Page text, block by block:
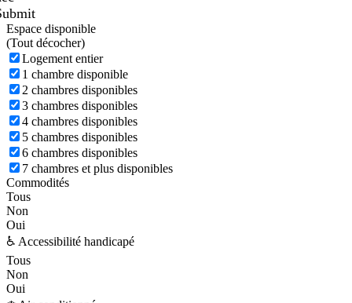
Espace disponible
(Tout décocher)
Logement entier
1 chambre disponible
2 chambres disponibles
3 chambres disponibles
4 chambres disponibles
5 chambres disponibles
6 chambres disponibles
7 chambres et plus disponibles
Commodités
Tous
Non
Oui
♿ Accessibilité handicapé
Tous
Non
Oui